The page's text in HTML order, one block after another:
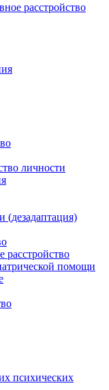
расстройство
личности
(дезадаптация)
расстройство
помощи
психических